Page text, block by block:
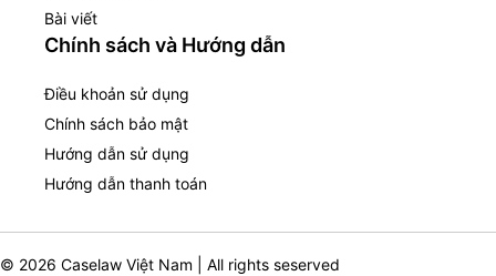
Bài viết
Chính sách và Hướng dẫn
Điều khoản sử dụng
Chính sách bảo mật
Hướng dẫn sử dụng
Hướng dẫn thanh toán
© 2026 Caselaw Việt Nam | All rights seserved